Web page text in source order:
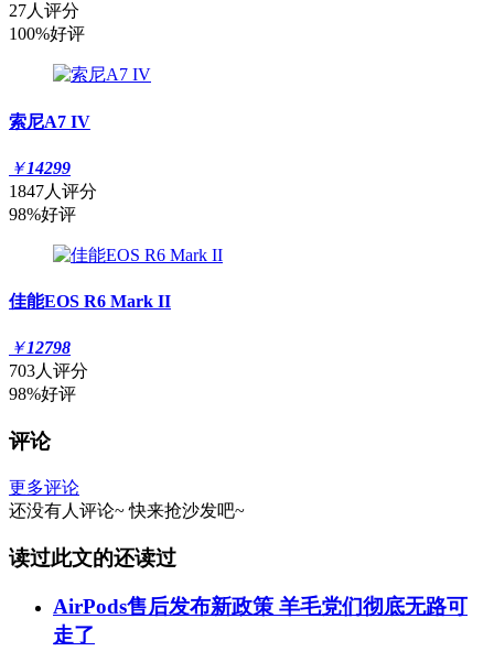
27人评分
100%好评
索尼A7 IV
￥14299
1847人评分
98%好评
佳能EOS R6 Mark II
￥12798
703人评分
98%好评
评论
更多评论
还没有人评论~ 快来抢沙发吧~
读过此文的还读过
AirPods售后发布新政策 羊毛党们彻底无路可
走了